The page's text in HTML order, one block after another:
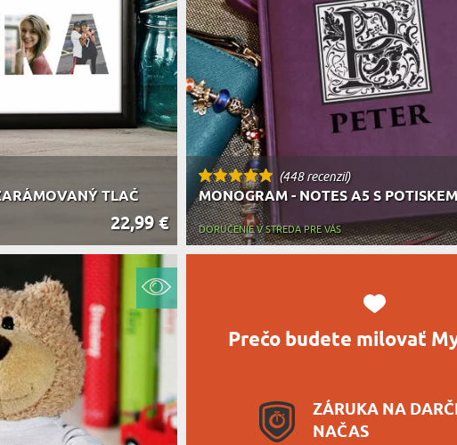
PRE SVOKROVCOV NA JEDENIE
CHARAKTERISTYKA DARČEKU
TLAČ
22,99 €
(448 recenzií)
MONOGRAM - NOTES A5 S POTISKEM
DORUČENIE V STREDA PRE VÁS
Prečo budete milovať
ZÁRUKA NA
NAČAS